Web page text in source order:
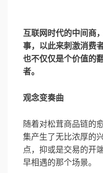
互联网时代的中间商
事，以此来刺激消费
也不仅仅是个价值的
者。
观念变奏曲
随着对松茸商品链的
集产生了无比浓厚的
点，抑或是交易的开
早相遇的那个场景。